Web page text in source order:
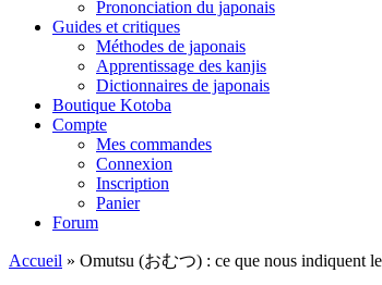
Prononciation du japonais
Guides et critiques
Méthodes de japonais
Apprentissage des kanjis
Dictionnaires de japonais
Boutique Kotoba
Compte
Mes commandes
Connexion
Inscription
Panier
Forum
Accueil » Omutsu (おむつ) : ce que nous indiquent